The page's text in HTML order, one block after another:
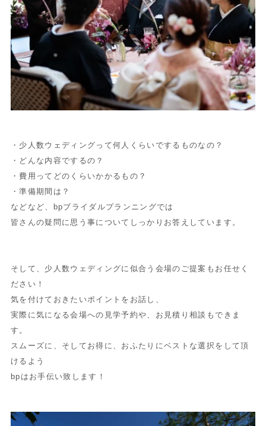
・少人数ウェディングって何人くらいでするものなの？
・どんな内容でするの？
・費用ってどのくらいかかるもの？
・準備期間は？
などなど、bpブライダルプランニングでは
皆さんの疑問に思う事についてしっかりお答えしています。
そして、少人数ウェディングに似合う会場のご提案もお任せく
ださい！
気を付けておきたいポイントをお話し、
実際に気になる会場への見学予約や、お見積り相談もできま
す。
スムーズに、そしてお得に、おふたりにベストな選択をして頂
けるよう
bpはお手伝い致します！